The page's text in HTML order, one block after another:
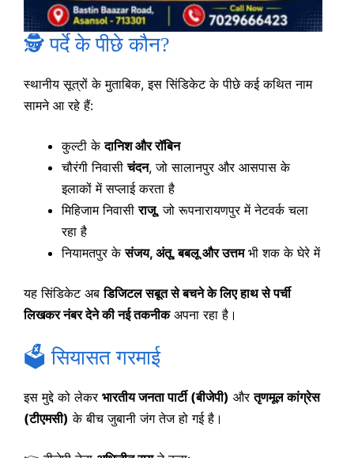
🕵️ पर्दे के पीछे कौन?
स्थानीय सूत्रों के मुताबिक, इस सिंडिकेट के पीछे कई कथित नाम
सामने आ रहे हैं:
कुल्टी केदानिश और रॉबिन
चौरंगी निवासीचंदन, जो सालानपुर और आसपास के
इलाकों में सप्लाई करता है
मिहिजाम निवासीराजू, जो रूपनारायणपुर में नेटवर्क चला
रहा है
नियामतपुर केसंजय, अंतू, बबलू और उत्तमभी शक के घेरे में
यह सिंडिकेट अबडिजिटल सबूत से बचने के लिए हाथ से पर्ची
लिखकर नंबर देने की नई तकनीकअपना रहा है।
🗳️ सियासत गरमाई
इस मुद्दे को लेकर भारतीय जनता पार्टी (बीजेपी) औरतृणमूल कांग्रेस
(टीएमसी) के बीच जुबानी जंग तेज हो गई है।